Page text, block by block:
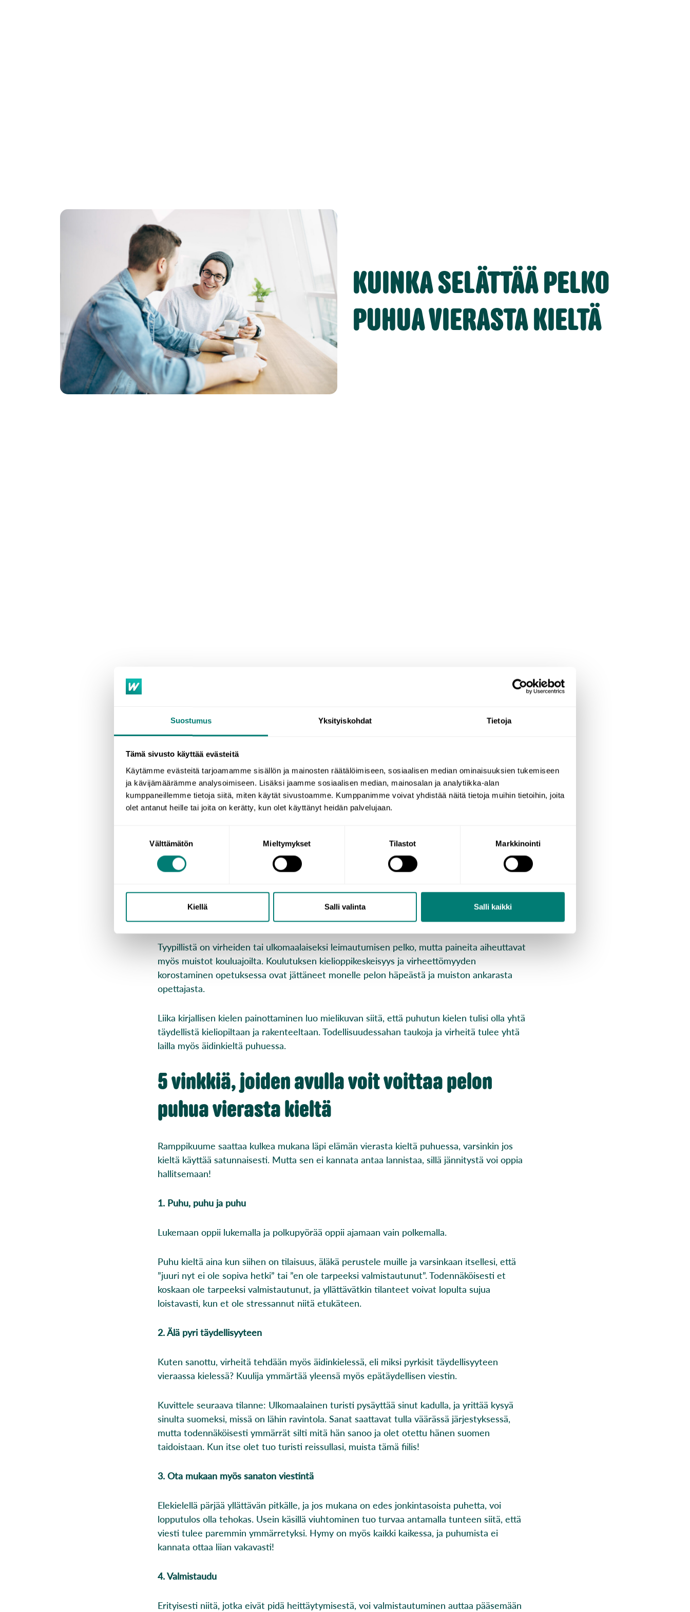
Suostumus Yksityiskohdat Tietoja
Tämä sivusto käyttää evästeitä
Käytämme evästeitä tarjoamamme sisällön ja mainosten räätälöimiseen, sosiaalisen median ominaisuuksien tukemiseen
ja kävijämäärämme analysoimiseen. Lisäksi jaamme sosiaalisen median, mainosalan ja analytiikka-alan
kumppaneillemme tietoja siitä, miten käytät sivustoamme. Kumppanimme voivat yhdistää näitä tietoja muihin tietoihin, joita
olet antanut heille tai joita on kerätty, kun olet käyttänyt heidän palvelujaan.
Välttämätön Mieltymykset Tilastot Markkinointi
Kiellä Salli valinta Salli kaikki
KUINKA SELÄTTÄÄ PELKO
PUHUA VIERASTA KIELTÄ
Tiedätkö sen tunteen, kun sydämen tykyttäessä kahtasataa mielessäsi vilisee vain verbien
taivutusluokkia ja konsukiepre-muistisääntöjä, vaikka suusta pitäisi saada ulos järkevä lause
ja vielä mahdollisimman hyvin lausuttuna?
estää käyttämästä vierasta kieltä.
Henna Paakki (2016) on tutkinut 40–62-vuotiaiden suomalaisten
puhumista. Vaikeuksia kielen puhumisessa aiheuttavat muun muassa sanaston muistaminen
ja tilanteeseen sopivan kielen käyttäminen. Ongelmia aiheuttavat kuitenkin erityisesti
Tyypillistä on virheiden tai ulkomaalaiseksi leimautumisen pelko, mutta paineita aiheuttavat
myös muistot kouluajoilta. Koulutuksen kielioppikeskeisyys ja virheettömyyden
korostaminen opetuksessa ovat jättäneet monelle pelon häpeästä ja muiston ankarasta
opettajasta.
Liika kirjallisen kielen painottaminen luo mielikuvan siitä, että puhutun kielen tulisi olla yhtä
täydellistä kieliopiltaan ja rakenteeltaan. Todellisuudessahan taukoja ja virheitä tulee yhtä
lailla myös äidinkieltä puhuessa.
5 vinkkiä, joiden avulla voit voittaa pelon
puhua vierasta kieltä
Ramppikuume saattaa kulkea mukana läpi elämän vierasta kieltä puhuessa, varsinkin jos
kieltä käyttää satunnaisesti. Mutta sen ei kannata antaa lannistaa, sillä jännitystä voi oppia
hallitsemaan!
1. Puhu, puhu ja puhu
Lukemaan oppii lukemalla ja polkupyörää oppii ajamaan vain polkemalla.
Puhu kieltä aina kun siihen on tilaisuus, äläkä perustele muille ja varsinkaan itsellesi, että
”juuri nyt ei ole sopiva hetki” tai ”en ole tarpeeksi valmistautunut”. Todennäköisesti et
koskaan ole tarpeeksi valmistautunut, ja yllättävätkin tilanteet voivat lopulta sujua
loistavasti, kun et ole stressannut niitä etukäteen.
2. Älä pyri täydellisyyteen
Kuten sanottu, virheitä tehdään myös äidinkielessä, eli miksi pyrkisit täydellisyyteen
vieraassa kielessä? Kuulija ymmärtää yleensä myös epätäydellisen viestin.
Kuvittele seuraava tilanne: Ulkomaalainen turisti pysäyttää sinut kadulla, ja yrittää kysyä
sinulta suomeksi, missä on lähin ravintola. Sanat saattavat tulla väärässä järjestyksessä,
mutta todennäköisesti ymmärrät silti mitä hän sanoo ja olet otettu hänen suomen
taidoistaan. Kun itse olet tuo turisti reissullasi, muista tämä fiilis!
3. Ota mukaan myös sanaton viestintä
Elekielellä pärjää yllättävän pitkälle, ja jos mukana on edes jonkintasoista puhetta, voi
lopputulos olla tehokas. Usein käsillä viuhtominen tuo turvaa antamalla tunteen siitä, että
viesti tulee paremmin ymmärretyksi. Hymy on myös kaikki kaikessa, ja puhumista ei
kannata ottaa liian vakavasti!
4. Valmistaudu
Erityisesti niitä, jotka eivät pidä heittäytymisestä, voi valmistautuminen auttaa pääsemään